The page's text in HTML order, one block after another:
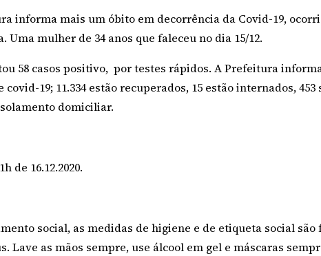
informa mais um óbito em decorrência da Covid-19,
mulher de 34 anos que faleceu no dia 15/12.
58 casos positivo, por testes rápidos. A Prefeitura
covid-19; 11.334 estão recuperados, 15 estão internados, 453
domiciliar.
de 16.12.2020.
social, as medidas de higiene e de etiqueta social
Lave as mãos sempre, use álcool em gel e máscaras